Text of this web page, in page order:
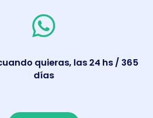
quieras, las 24 hs / 365
días